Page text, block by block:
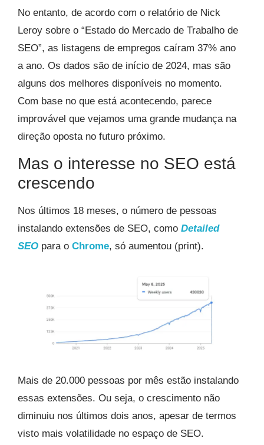
No entanto, de acordo com o relatório de Nick
Leroy sobre o “Estado do Mercado de Trabalho de
SEO”, as listagens de empregos caíram 37% ano
a ano. Os dados são de início de 2024, mas são
alguns dos melhores disponíveis no momento.
Com base no que está acontecendo, parece
improvável que vejamos uma grande mudança na
direção oposta no futuro próximo.
Mas o interesse no SEO está
crescendo
Nos últimos 18 meses, o número de pessoas
instalando extensões de SEO, como Detailed
SEO para o Chrome, só aumentou (print).
Mais de 20.000 pessoas por mês estão instalando
essas extensões. Ou seja, o crescimento não
diminuiu nos últimos dois anos, apesar de termos
visto mais volatilidade no espaço de SEO.